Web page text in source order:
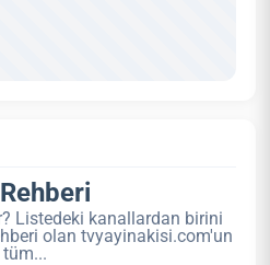
Listedeki kanallardan birini
olan tvyayinakisi.com'un
tüm...